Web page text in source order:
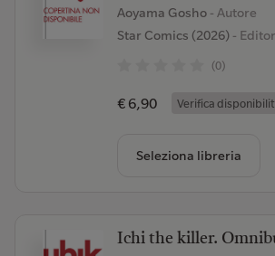
Aoyama Gosho - Autore
Star Comics (2026)-
(0)
€ 6,90 Verifica
Seleziona libreria
Ichi the killer.